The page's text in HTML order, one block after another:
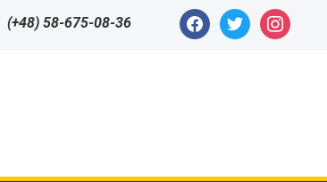
facebooktwitter instagram
(+48) 58-675-08-36